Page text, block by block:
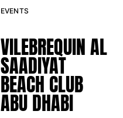
EVENTS
VILEBREQUIN AL
SAADIYAT
BEACH CLUB
ABU DHABI